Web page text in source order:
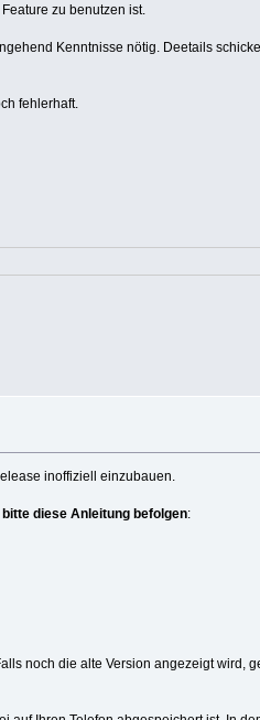
zu benutzen ist.
Kenntnisse nötig. Deetails
fehlerhaft.
inoffiziell einzubauen.
bitte diese Anleitung befolgen:
noch die alte Version angezeigt wird,